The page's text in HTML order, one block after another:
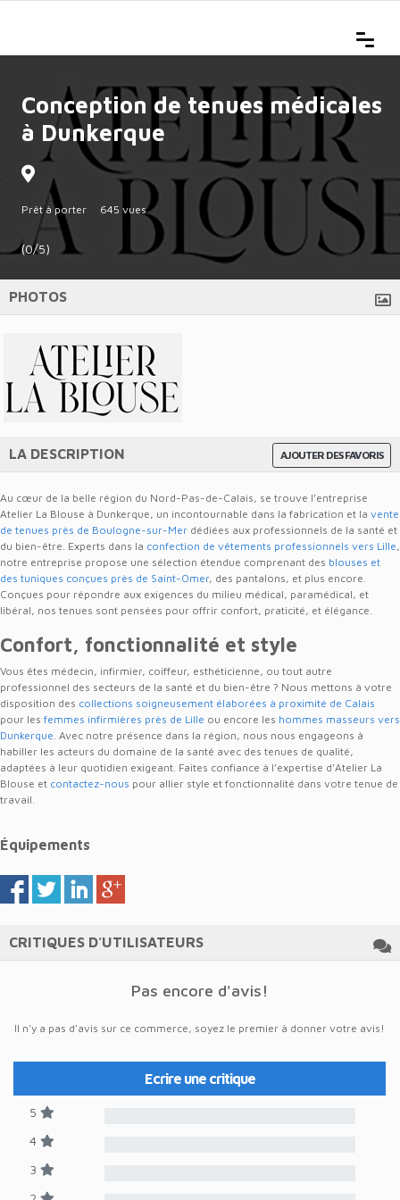
Conception de tenues médicales
à Dunkerque
Prêt à porter 645 vues
(0/5)
PHOTOS
AJOUTER DES FAVORIS
LA DESCRIPTION
Au cœur de la belle région du Nord-Pas-de-Calais, se trouve l’entreprise
Atelier La Blouse à Dunkerque, un incontournable dans la fabrication et la vente
de tenues près de Boulogne-sur-Mer dédiées aux professionnels de la santé et
du bien-être. Experts dans la confection de vêtements professionnels vers Lille,
notre entreprise propose une sélection étendue comprenant des blouses et
des tuniques conçues près de Saint-Omer, des pantalons, et plus encore.
Conçues pour répondre aux exigences du milieu médical, paramédical, et
libéral, nos tenues sont pensées pour offrir confort, praticité, et élégance.
Confort, fonctionnalité et style
Vous êtes médecin, infirmier, coiffeur, esthéticienne, ou tout autre
professionnel des secteurs de la santé et du bien-être ? Nous mettons à votre
disposition des collections soigneusement élaborées à proximité de Calais
pour les femmes infirmières près de Lille ou encore les hommes masseurs vers
Dunkerque. Avec notre présence dans la région, nous nous engageons à
habiller les acteurs du domaine de la santé avec des tenues de qualité,
adaptées à leur quotidien exigeant. Faites confiance à l’expertise d’Atelier La
Blouse et contactez-nous pour allier style et fonctionnalité dans votre tenue de
travail.
Équipements
CRITIQUES D'UTILISATEURS
Pas encore d'avis!
Il n'y a pas d'avis sur ce commerce, soyez le premier à donner votre avis!
Ecrire une critique
5
4
3